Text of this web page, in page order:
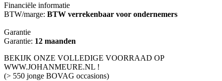
Financiële informatie
BTW/marge: BTW verrekenbaar voor ondernemers
Garantie
Garantie: 12 maanden
BEKIJK ONZE VOLLEDIGE VOORRAAD OP
WWW.JOHANMEURE.NL !
(> 550 jonge BOVAG occasions)